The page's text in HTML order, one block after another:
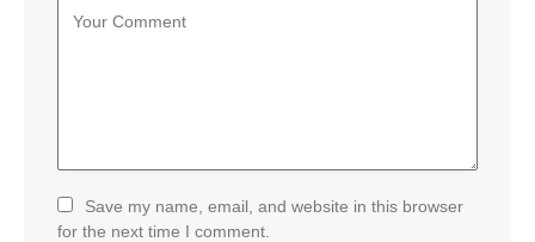
Save my name, email, and website in this browser
for the next time I comment.